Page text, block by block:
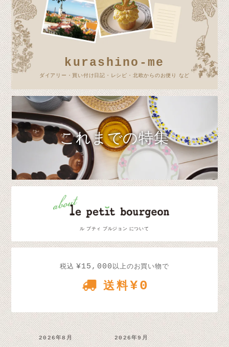
kurashino-me
ダイアリー・買い付け日記・レシピ・北欧からのお便り など
これまでの特集
ル プティ ブルジョン について
税込 ¥15,000 以上のお買い物で
送料¥0
2026年8月 2026年9月